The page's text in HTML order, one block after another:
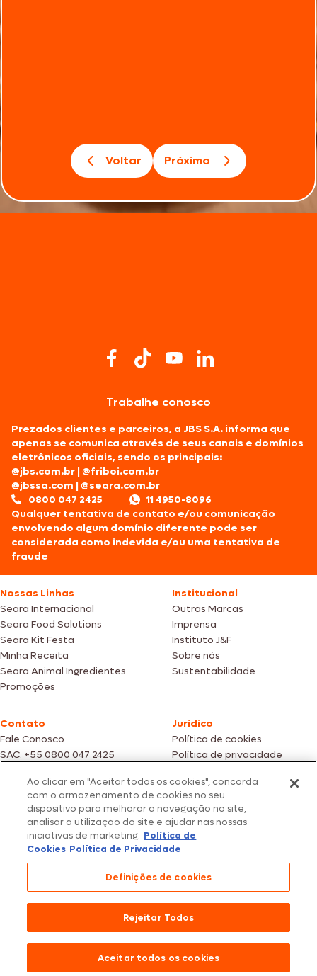
Voltar Próximo
Trabalhe conosco
Prezados clientes e parceiros, a JBS S.A. informa que
apenas se comunica através de seus canais e domínios
eletrônicos oficiais, sendo os principais:
@jbs.com.br |@friboi.com.br
@jbssa.com |@seara.com.br
0800 047 2425
11 4950-8096
Qualquer tentativa de contato e/ou comunicação
envolvendo algum domínio diferente pode ser
considerada como indevida e/ou uma tentativa de
fraude
Nossas Linhas
Seara Internacional
Seara Food Solutions
Seara Kit Festa
Minha Receita
Seara Animal Ingredientes
Promoções
Institucional
Outras Marcas
Imprensa
Instituto J&F
Sobre nós
Sustentabilidade
Contato
Fale Conosco
SAC: +55 0800 047 2425
Jurídico
Política de cookies
Política de privacidade
Fotos meramente ilustrativas | Ofertas válidas enquanto durarem os
estoques dos nossos parceiros | Vendas sujeitas a análise e confirmação
de dados.
Os preços, promoções e condições de pagamento são válidos
exclusivamente para compras efetuadas em nossos parceiros.
Todos os produtos estão sujeitos a disponibilidade de estoque.
São Paulo/SP – CEP 05.118-100
© 2026 Seara. Todos os direitos reservados
Ao clicar em "Aceitar todos os cookies", concorda
com o armazenamento de cookies no seu
dispositivo para melhorar a navegação no site,
analisar a utilização do site e ajudar nas nossas
iniciativas de marketing. Política de
Cookies Política de Privacidade
Definições de cookies
Rejeitar Todos
Aceitar todos os cookies